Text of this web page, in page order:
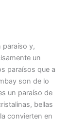
paraíso y,
un
paraísos que a
son de lo
un paraíso de
bellas
convierten en